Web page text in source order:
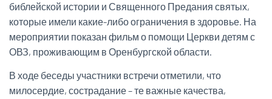
библейской истории и Священного Предания святых,
которые имели какие-либо ограничения в здоровье. На
мероприятии показан фильм о помощи Церкви детям с
ОВЗ, проживающим в Оренбургской области.
В ходе беседы участники встречи отметили, что
милосердие, сострадание – те важные качества,